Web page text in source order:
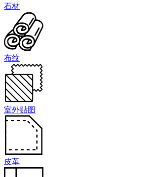
石材
布纹
室外贴图
皮革